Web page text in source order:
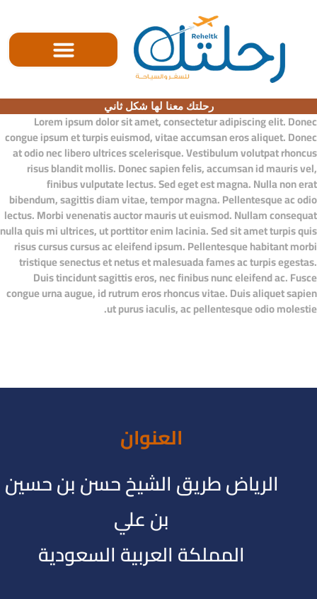
رحلتك معنا لها شكل ثاني
Lorem ipsum dolor sit amet, consectetur adipiscing elit. Donec
congue ipsum et turpis euismod, vitae accumsan eros aliquet. Donec
at odio nec libero ultrices scelerisque. Vestibulum volutpat rhoncus
risus blandit mollis. Donec sapien felis, accumsan id mauris vel,
finibus vulputate lectus. Sed eget est magna. Nulla non erat
bibendum, sagittis diam vitae, tempor magna. Pellentesque ac odio
lectus. Morbi venenatis auctor mauris ut euismod. Nullam consequat
nulla quis mi ultrices, ut porttitor enim lacinia. Sed sit amet turpis quis
risus cursus cursus ac eleifend ipsum. Pellentesque habitant morbi
tristique senectus et netus et malesuada fames ac turpis egestas.
Duis tincidunt sagittis eros, nec finibus nunc eleifend ac. Fusce
congue urna augue, id rutrum eros rhoncus vitae. Duis aliquet sapien
ut purus iaculis, ac pellentesque odio molestie.
العنوان
الرياض طريق الشيخ حسن بن حسين
بن علي
المملكة العربية السعودية